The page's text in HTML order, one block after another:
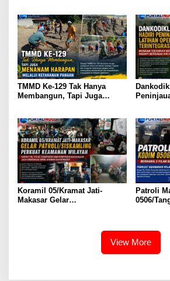
TMMD di Kampung Sesor
TMMD Ke-129 Tak Hanya
Membangun, Tapi Juga
Berbagai
Koramil 05/Kramat Jati-
Makasar Gelar
Patroli
0506/
View More